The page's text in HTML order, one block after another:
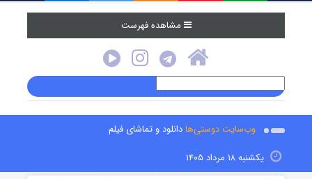
مشاهده فهرست
وب‌سایت دوستی‌هادانلود و تماشای فیلم
یکشنبه ۱۸ مرداد ۱۴۰۵